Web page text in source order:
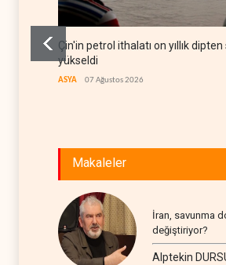
Çin'in petrol ithalatı on yıllık
yükseldi
ASYA 07 Ağustos 2026
Makaleler
İran, savunma
değiştiriyor?
Alptekin